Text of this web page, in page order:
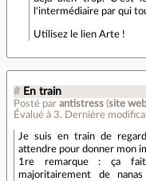
l'intermédiaire par qui
Utilisez le lien Arte !
# En train
Posté par antistress (site
Évalué à 3. Dernière
Je suis en train de
attendre pour donner mon
1re remarque : ça
majoritairement de